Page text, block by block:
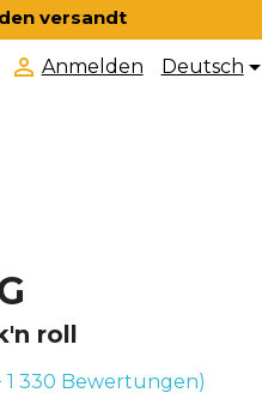
versandt
 Anmelden Deutsch
roll
1 330 Bewertungen)